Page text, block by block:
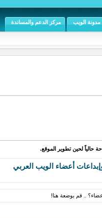
مدونة الويب مركز الدعم والمساندة
حالياً لحين تطوير الموقع.
أعضاء الويب العربي
.. قم بوضعة هنا!